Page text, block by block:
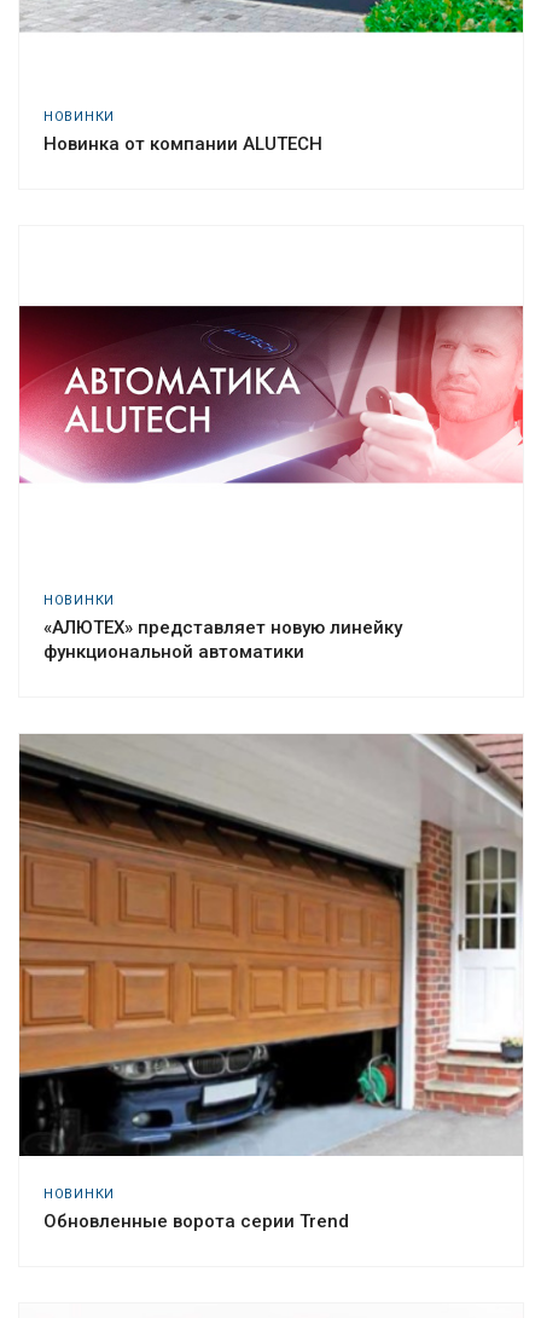
НОВИНКИ
Новинка от компании ALUTECH
НОВИНКИ
«АЛЮТЕХ» представляет новую линейку
функциональной автоматики
НОВИНКИ
Обновленные ворота серии Trend